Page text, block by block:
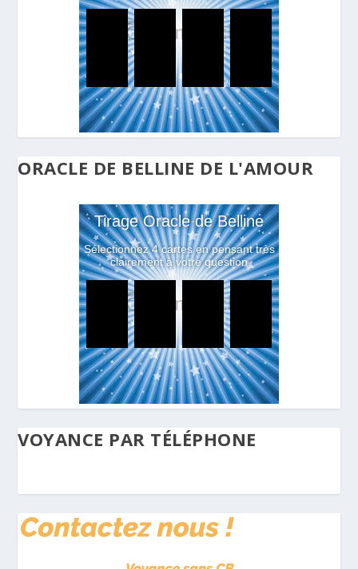
ORACLE DE BELLINE DE L'AMOUR
VOYANCE PAR TÉLÉPHONE